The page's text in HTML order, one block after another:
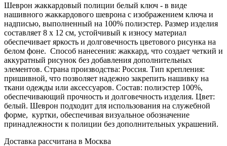
Шеврон жаккардовый полиции белый ключ - в виде
нашивного жаккардового шеврона с изображением ключа и
надписью, выполненный на 100% полиэстер. Размер изделия
составляет 8 x 12 см, устойчивый к износу материал
обеспечивает яркость и долговечность цветового рисунка на
белом фоне. Способ нанесения: жаккард, что создает четкий и
аккуратный рисунок без добавления дополнительных
элементов. Страна производства: Россия. Тип крепления:
пришивной, что позволяет надежно закрепить нашивку на
ткани одежды или аксессуаров. Состав: полиэстер 100%,
обеспечивающий прочность и долговечность изделия. Цвет:
белый. Шеврон подходит для использования на служебной
форме, куртки, обеспечивая визуальное обозначение
принадлежности к полиции без дополнительных украшений.
Доставка рассчитана в Москва